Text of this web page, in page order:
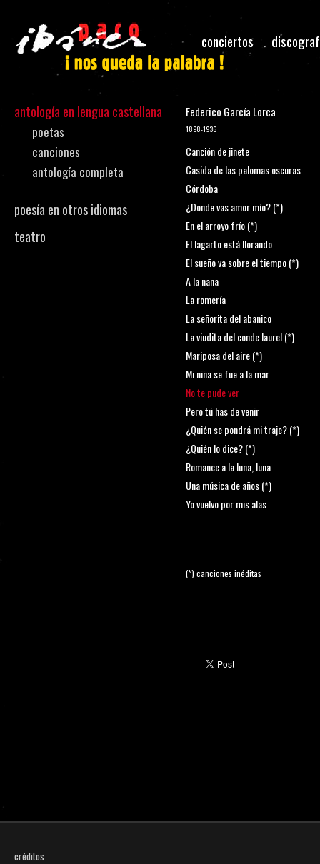
conciertos
Federico García Lorca
1898-1936
Canción de jinete
Casida de las palomas oscuras
Córdoba
¿Donde vas amor mío? (*)
En el arroyo frío (*)
El lagarto está llorando
El sueño va sobre el tiempo (*)
A la nana
La romería
La señorita del abanico
La viudita del conde laurel (*)
Mariposa del aire (*)
Mi niña se fue a la mar
No te pude ver
Pero tú has de venir
¿Quién se pondrá mi traje? (*)
¿Quién lo dice? (*)
Romance a la luna, luna
Una música de años (*)
Yo vuelvo por mis alas
(*) canciones inéditas
antología en lengua castellana
poetas
canciones
antología completa
poesía en otros idiomas
teatro
créditos